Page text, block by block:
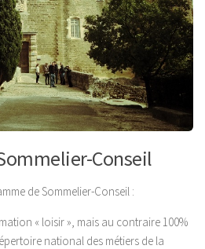
Conseil
de Sommelier-Conseil :
« loisir », mais au contraire 100%
national des métiers de la